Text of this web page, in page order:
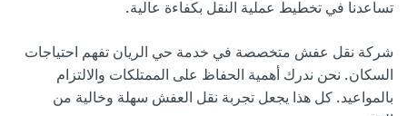
تساعدنا في تخطيط عملية النقل بكفاءة عالية.
شركة نقل عفش متخصصة في خدمة حي الريان تفهم احتياجات
السكان. نحن ندرك أهمية الحفاظ على الممتلكات والالتزام
بالمواعيد. كل هذا يجعل تجربة نقل العفش سهلة وخالية من